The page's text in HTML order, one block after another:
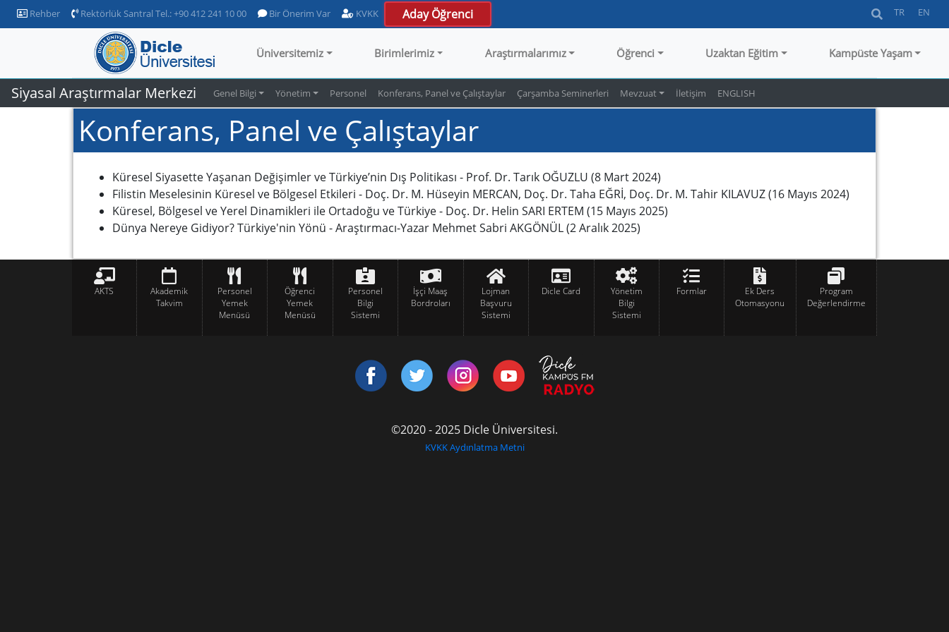
Rehber Rektörlük Santral Tel.: +90 412 241 10 00 Bir Önerim Var KVKK Aday Öğrenci TR EN
Üniversitemiz Birimlerimiz Araştırmalarımız Öğrenci Uzaktan Eğitim Kampüste Yaşam
Siyasal Araştırmalar Merkezi Genel Bilgi Yönetim Personel Konferans, Panel ve Çalıştaylar Çarşamba Seminerleri Mevzuat İletişim ENGLISH
Konferans, Panel ve Çalıştaylar
Küresel Siyasette Yaşanan Değişimler ve Türkiye’nin Dış Politikası - Prof. Dr. Tarık OĞUZLU (8 Mart 2024)
Filistin Meselesinin Küresel ve Bölgesel Etkileri - Doç. Dr. M. Hüseyin MERCAN, Doç. Dr. Taha EĞRİ, Doç. Dr. M. Tahir KILAVUZ (16 Mayıs 2024)
Küresel, Bölgesel ve Yerel Dinamikleri ile Ortadoğu ve Türkiye - Doç. Dr. Helin SARI ERTEM (15 Mayıs 2025)
Dünya Nereye Gidiyor? Türkiye'nin Yönü - Araştırmacı-Yazar Mehmet Sabri AKGÖNÜL (2 Aralık 2025)
AKTS
Akademik
Takvim
Personel
Yemek
Menüsü
Öğrenci
Yemek
Menüsü
Personel
Bilgi
Sistemi
İşçi Maaş
Bordroları
Lojman
Başvuru
Sistemi
Dicle Card
Yönetim
Bilgi
Sistemi
Formlar
Ek Ders
Otomasyonu
Program
Değerlendirme
©2020 - 2025 Dicle Üniversitesi.
KVKK Aydınlatma Metni